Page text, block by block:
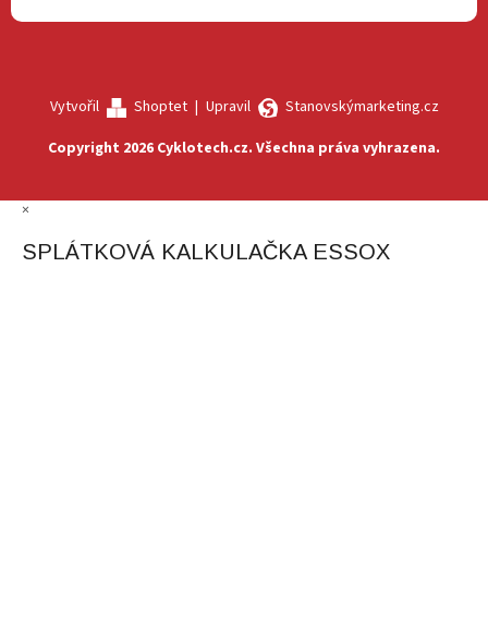
Vytvořil Shoptet| Upravil
Stanovskýmarketing.cz
Copyright 2026 Cyklotech.cz. Všechna práva vyhrazena.
×
SPLÁTKOVÁ KALKULAČKA ESSOX